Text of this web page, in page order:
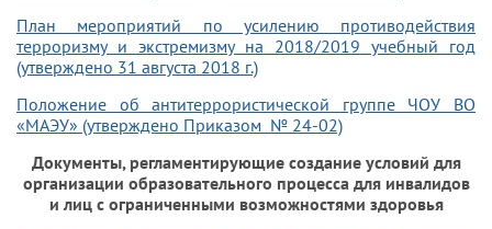
План мероприятий по усилению противодействия
терроризму и экстремизму на 2018/2019 учебный год
(утверждено 31 августа 2018 г.)
Положение об антитеррористической группе ЧОУ ВО
«МАЭУ» (утверждено Приказом № 24-02)
Документы, регламентирующие создание условий для
организации образовательного процесса для инвалидов
и лиц с ограниченными возможностями здоровья